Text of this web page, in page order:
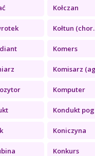
Kołczan
Kołtun
Komers
Komisarz
Komputer
Kondukt
Koniczyna
Konkurs